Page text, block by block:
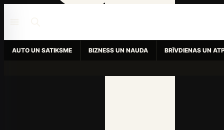
AUTO UN SATIKSME BIZNESS UN NAUDA BRĪVDIENAS UN